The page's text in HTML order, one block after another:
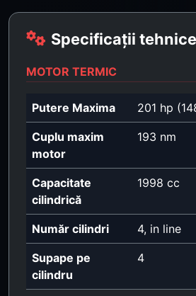
Specificații
MOTOR TERMIC
Putere Maxima 201 hp
Cuplu maxim
motor
193 nm
Capacitate
cilindrică
1998 cc
Număr cilindri 4, in line
Supape pe
cilindru
4